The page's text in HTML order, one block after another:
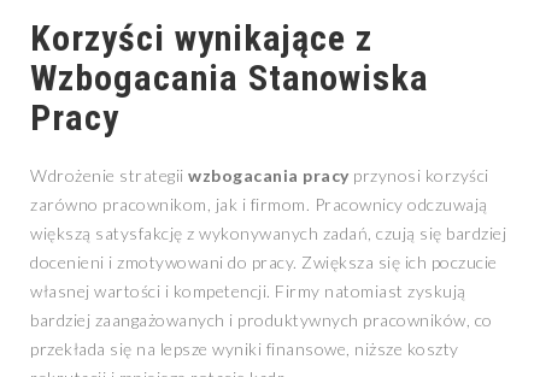
Korzyści wynikające z
Wzbogacania Stanowiska
Pracy
Wdrożenie strategii wzbogacania pracy przynosi korzyści
zarówno pracownikom, jak i firmom. Pracownicy odczuwają
większą satysfakcję z wykonywanych zadań, czują się bardziej
docenieni i zmotywowani do pracy. Zwiększa się ich poczucie
własnej wartości i kompetencji. Firmy natomiast zyskują
bardziej zaangażowanych i produktywnych pracowników, co
przekłada się na lepsze wyniki finansowe, niższe koszty